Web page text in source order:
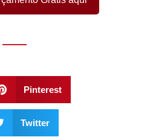
Pinterest
Twitter